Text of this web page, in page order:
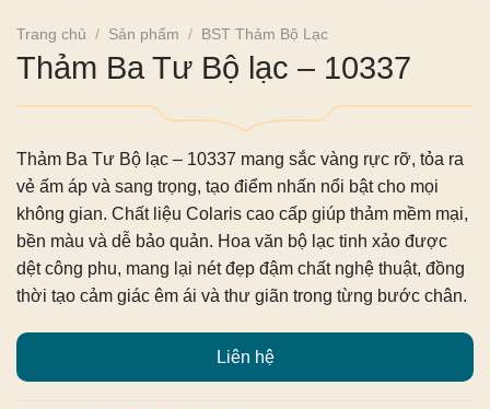
Trang chủ / Sản phẩm / BST Thảm Bộ Lạc
Thảm Ba Tư Bộ lạc – 10337
Thảm Ba Tư Bộ lạc – 10337 mang sắc vàng rực rỡ, tỏa ra
vẻ ấm áp và sang trọng, tạo điểm nhấn nổi bật cho mọi
không gian. Chất liệu Colaris cao cấp giúp thảm mềm mại,
bền màu và dễ bảo quản. Hoa văn bộ lạc tinh xảo được
dệt công phu, mang lại nét đẹp đậm chất nghệ thuật, đồng
thời tạo cảm giác êm ái và thư giãn trong từng bước chân.
Liên hệ